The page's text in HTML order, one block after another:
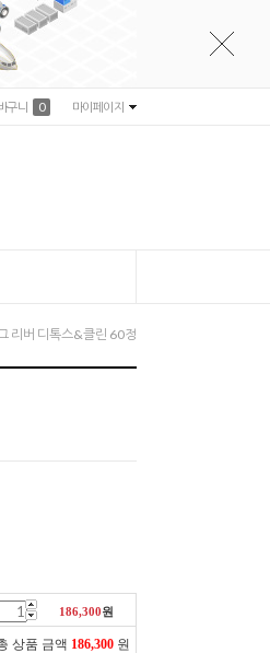
구니 0 마이페이지
리버 디톡스&클린 60정
186,300원
상품 금액 186,300 원